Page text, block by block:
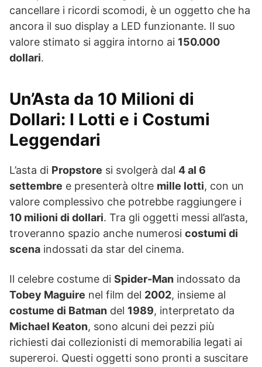
cancellare i ricordi scomodi, è un oggetto che ha
ancora il suo display a LED funzionante. Il suo
valore stimato si aggira intorno ai 150.000
dollari.
Un’Asta da 10 Milioni di
Dollari: I Lotti e i Costumi
Leggendari
L’asta di Propstore si svolgerà dal 4 al 6
settembre e presenterà oltre mille lotti, con un
valore complessivo che potrebbe raggiungere i
10 milioni di dollari. Tra gli oggetti messi all’asta,
troveranno spazio anche numerosi costumi di
scena indossati da star del cinema.
Il celebre costume di Spider-Man indossato da
Tobey Maguire nel film del 2002, insieme al
costume di Batman del 1989, interpretato da
Michael Keaton, sono alcuni dei pezzi più
richiesti dai collezionisti di memorabilia legati ai
supereroi. Questi oggetti sono pronti a suscitare